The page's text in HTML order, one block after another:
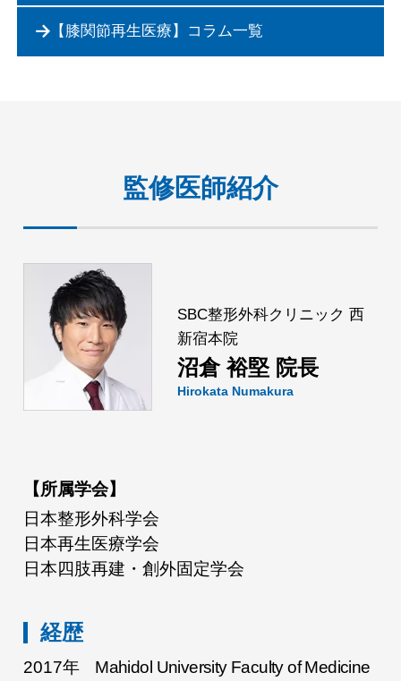
【膝関節再生医療】コラム一覧
監修医師紹介
SBC整形外科クリニック 西
新宿本院
沼倉 裕堅 院長
Hirokata Numakura
【所属学会】
日本整形外科学会
日本再生医療学会
日本四肢再建・創外固定学会
経歴
2017年
Mahidol University Faculty of Medicine